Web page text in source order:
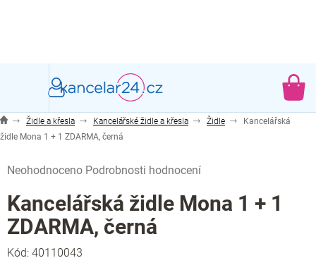
Židle a křesla Kancelářské židle a křesla Židle
Kancelářská
židle Mona 1 + 1 ZDARMA, černá
hodnocení
produktu
je
0,0
z
5
Neohodnoceno Podrobnosti hodnocení
Kancelářská židle Mona 1 + 1
ZDARMA, černá
Kód: 40110043